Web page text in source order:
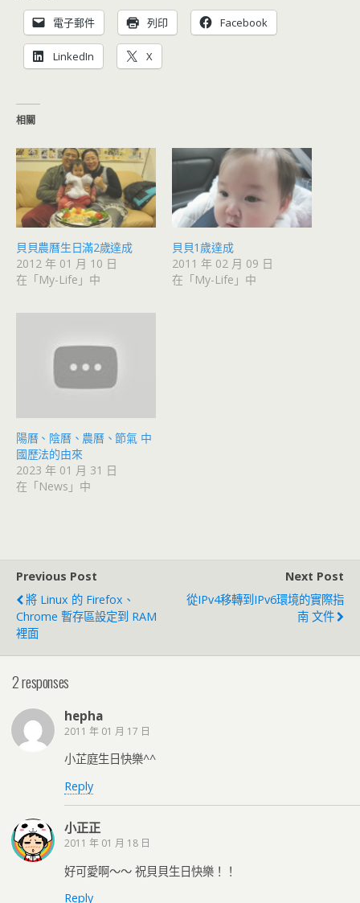
電子郵件 列印 Facebook
LinkedIn X
相關
貝貝農曆生日滿2歲達成
2012 年 01 月 10 日
在「My-Life」中
貝貝1歲達成
2011 年 02 月 09 日
在「My-Life」中
陽曆、陰曆、農曆、節氣 中
國歷法的由來
2023 年 01 月 31 日
在「News」中
Previous Post
將 Linux 的 Firefox、
Chrome 暫存區設定到 RAM
裡面
Next Post
從IPv4移轉到IPv6環境的實際指
南 文件
2 responses
hepha
2011 年 01 月 17 日
小芷庭生日快樂^^
Reply
小正正
2011 年 01 月 18 日
好可愛啊～～ 祝貝貝生日快樂！！
Reply